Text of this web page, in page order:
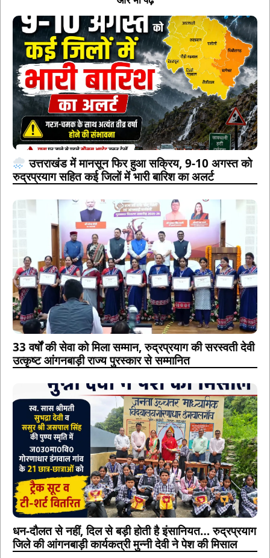
उत्तराखंड में मानसून फिर हुआ सक्रिय, 9-10 अगस्त को
रुद्रप्रयाग सहित कई जिलों में भारी बारिश का अलर्ट
33 वर्षों की सेवा को मिला सम्मान, रुद्रप्रयाग की सरस्वती देवी
उत्कृष्ट आंगनबाड़ी राज्य पुरस्कार से सम्मानित
धन-दौलत से नहीं, दिल से बड़ी होती है इंसानियत… रुद्रप्रयाग
जिले की आंगनबाड़ी कार्यकत्री मुन्नी देवी ने पेश की मिसाल